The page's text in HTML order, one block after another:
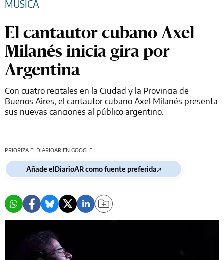
MÚSICA
El cantautor cubano Axel
Milanés inicia gira por
Argentina
Con cuatro recitales en la Ciudad y la Provincia de
Buenos Aires, el cantautor cubano Axel Milanés presenta
sus nuevas canciones al público argentino.
PRIORIZA ELDIARIOAR EN GOOGLE
Añade elDiarioAR como fuente preferida